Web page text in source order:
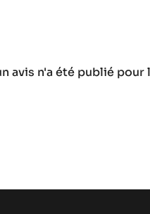
avis n'a été publié pour